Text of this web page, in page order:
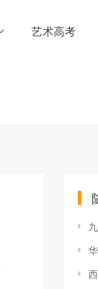
艺术高考
九
华
西